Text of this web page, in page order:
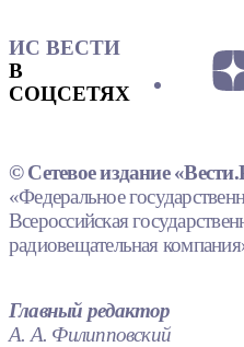
ИС ВЕСТИ
В
СОЦСЕТЯХ
© Сетевое издание
«Федеральное
Всероссийская
радиовещательная
Главный редактор
А. А. Филипповский